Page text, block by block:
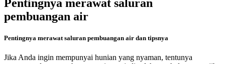
Pentingnya merawat saluran
pembuangan air
Pentingnya merawat saluran pembuangan air dan tipsnya
Jika Anda ingin mempunyai hunian yang nyaman, tentunya